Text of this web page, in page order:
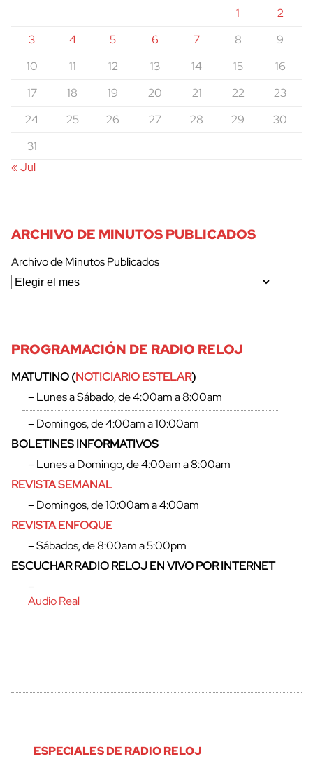
1
2
3
4 5 6 7 8
9
10
11 12 13 14 15
16
17
18 19 20 21 22
23
24
25 26 27 28 29
30
31
« Jul
ARCHIVO DE MINUTOS PUBLICADOS
Archivo de Minutos Publicados
PROGRAMACIÓN DE RADIO RELOJ
MATUTINO (NOTICIARIO ESTELAR)
– Lunes a Sábado, de 4:00am a 8:00am
– Domingos, de 4:00am a 10:00am
BOLETINES INFORMATIVOS
– Lunes a Domingo, de 4:00am a 8:00am
REVISTA SEMANAL
– Domingos, de 10:00am a 4:00am
REVISTA ENFOQUE
– Sábados, de 8:00am a 5:00pm
ESCUCHAR RADIO RELOJ EN VIVO POR INTERNET
–
Audio Real
ESPECIALES DE RADIO RELOJ